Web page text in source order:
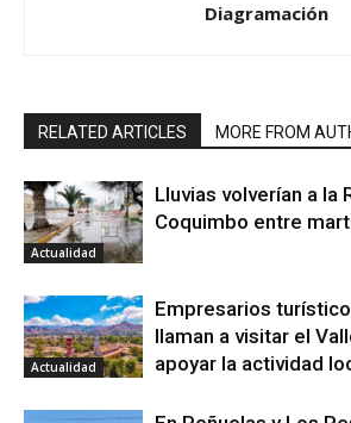
Diagramación
RELATED ARTICLES MORE FROM
Actualidad
Lluvias volverían a la
Coquimbo entre
Actualidad
Empresarios
llaman a visitar el
apoyar la actividad